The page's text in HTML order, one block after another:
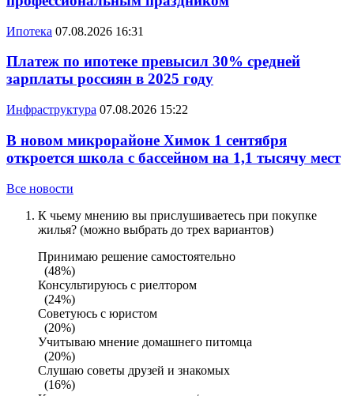
Ипотека 07.08.2026 16:31
Платеж по ипотеке превысил 30% средней
зарплаты россиян в 2025 году
Инфраструктура 07.08.2026 15:22
В новом микрорайоне Химок 1 сентября
откроется школа с бассейном на 1,1 тысячу мест
Все новости
К чьему мнению вы прислушиваетесь при покупке
жилья? (можно выбрать до трех вариантов)
Принимаю решение самостоятельно
(48%)
Консультируюсь с риелтором
(24%)
Советуюсь с юристом
(20%)
Учитываю мнение домашнего питомца
(20%)
Слушаю советы друзей и знакомых
(16%)